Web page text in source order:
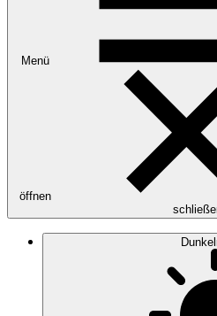
Menü
öffnen